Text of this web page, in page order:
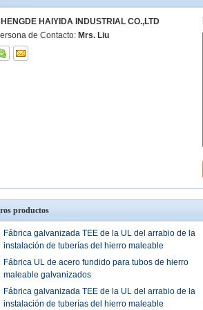
HAIYIDA INDUSTRIAL CO.,LTD
de Contacto: Mrs. Liu
productos
Fábrica galvanizada TEE de la UL del arrabio de la
instalación de tuberías del hierro maleable
Fábrica UL de acero fundido para tubos de hierro
maleable galvanizados
Fábrica galvanizada TEE de la UL del arrabio de la
instalación de tuberías del hierro maleable